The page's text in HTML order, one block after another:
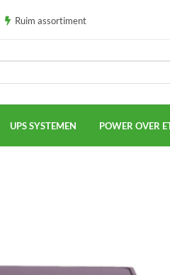
Ruim assortiment
UPS SYSTEMEN POWER OVER